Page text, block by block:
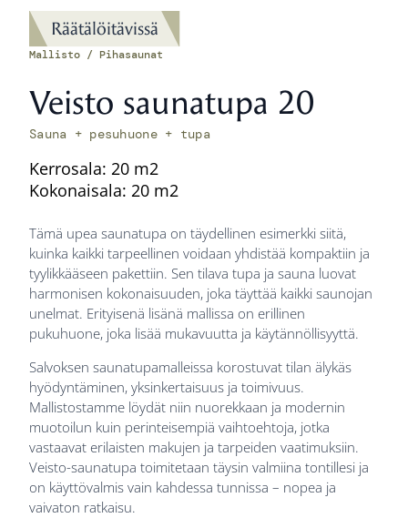
Mallisto / Pihasaunat
Räätälöitävissä
Veisto saunatupa 20
Sauna + pesuhuone + tupa
Kerrosala: 20 m2
Kokonaisala: 20 m2
Tämä upea saunatupa on täydellinen esimerkki siitä,
kuinka kaikki tarpeellinen voidaan yhdistää kompaktiin ja
tyylikkääseen pakettiin. Sen tilava tupa ja sauna luovat
harmonisen kokonaisuuden, joka täyttää kaikki saunojan
unelmat. Erityisenä lisänä mallissa on erillinen
pukuhuone, joka lisää mukavuutta ja käytännöllisyyttä.
Salvoksen saunatupamalleissa korostuvat tilan älykäs
hyödyntäminen, yksinkertaisuus ja toimivuus.
Mallistostamme löydät niin nuorekkaan ja modernin
muotoilun kuin perinteisempiä vaihtoehtoja, jotka
vastaavat erilaisten makujen ja tarpeiden vaatimuksiin.
Veisto-saunatupa toimitetaan täysin valmiina tontillesi ja
on käyttövalmis vain kahdessa tunnissa – nopea ja
vaivaton ratkaisu.